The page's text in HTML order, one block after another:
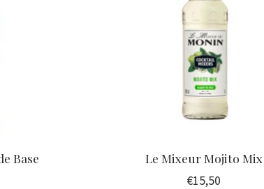
Base Le Mixeur Mojito Mix
€15,50